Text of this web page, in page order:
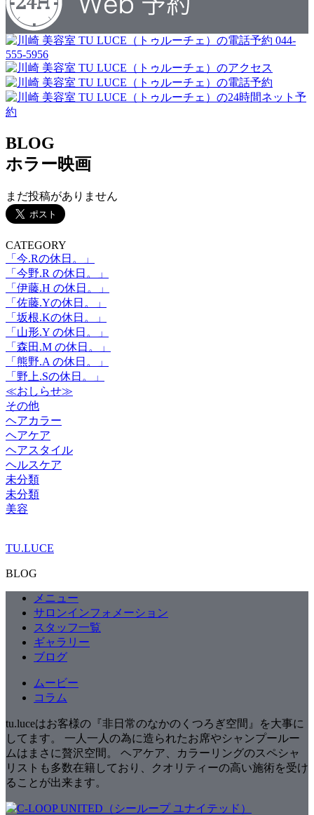
044-
555-5956
BLOG
ホラー映画
まだ投稿がありません
CATEGORY
「今.Rの休日。」
「今野.R の休日。」
「伊藤.H の休日。」
「佐藤.Yの休日。」
「坂根.Kの休日。」
「山形.Y の休日。」
「森田.M の休日。」
「熊野.A の休日。」
「野上.Sの休日。」
≪おしらせ≫
その他
ヘアカラー
ヘアケア
ヘアスタイル
ヘルスケア
未分類
未分類
美容
TU.LUCE
BLOG
メニュー
サロンインフォメーション
スタッフ一覧
ギャラリー
ブログ
ムービー
コラム
tu.luceはお客様の『非日常のなかのくつろぎ空間』を大事に
してます。 一人一人の為に造られたお席やシャンプールー
ムはまさに贅沢空間。 ヘアケア、カラーリングのスペシャ
リストも多数在籍しており、クオリティーの高い施術を受け
ることが出来ます。